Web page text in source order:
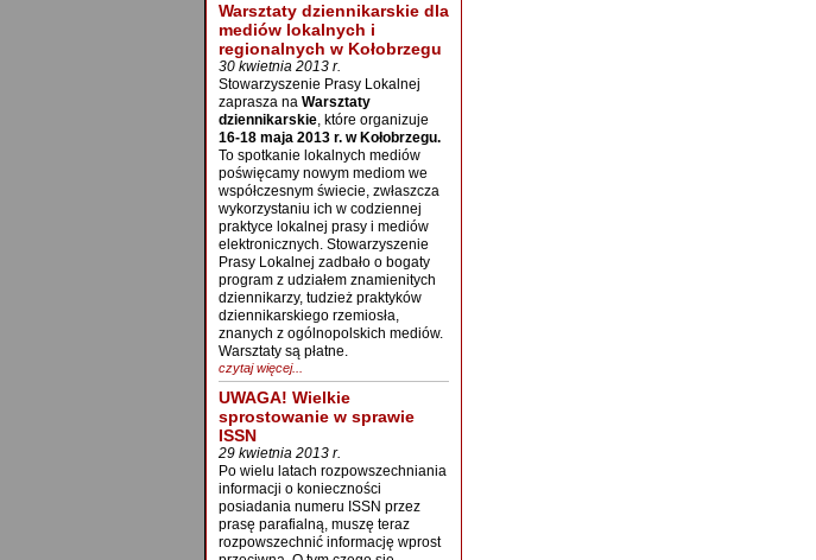
Warsztaty dziennikarskie dla
mediów lokalnych i
regionalnych w Kołobrzegu
30 kwietnia 2013 r.
Stowarzyszenie Prasy Lokalnej
zaprasza na Warsztaty
dziennikarskie, które organizuje
16-18 maja 2013 r. w Kołobrzegu.
To spotkanie lokalnych mediów
poświęcamy nowym mediom we
współczesnym świecie, zwłaszcza
wykorzystaniu ich w codziennej
praktyce lokalnej prasy i mediów
elektronicznych. Stowarzyszenie
Prasy Lokalnej zadbało o bogaty
program z udziałem znamienitych
dziennikarzy, tudzież praktyków
dziennikarskiego rzemiosła,
znanych z ogólnopolskich mediów.
Warsztaty są płatne.
czytaj więcej...
UWAGA! Wielkie
sprostowanie w sprawie
ISSN
29 kwietnia 2013 r.
Po wielu latach rozpowszechniania
informacji o konieczności
posiadania numeru ISSN przez
prasę parafialną, muszę teraz
rozpowszechnić informację wprost